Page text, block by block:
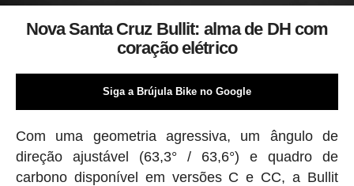
Nova Santa Cruz Bullit: alma de DH com
coração elétrico
Siga a Brújula Bike no Google
Com uma geometria agressiva, um ângulo de
direção ajustável (63,3° / 63,6°) e quadro de
carbono disponível em versões C e CC, a Bullit